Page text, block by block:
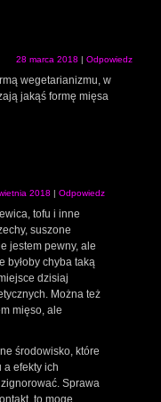
28 marca 2018 | Odpowiedz
wegetarianizmu, w
jakąś formę mięsa
2018 | Odpowiedz
tofu i inne
suszone
jestem pewny, ale
byłoby chyba taką
dzisiaj
Można też
mięso, ale
środowisko, które
efekty ich
Sprawa
to mogę